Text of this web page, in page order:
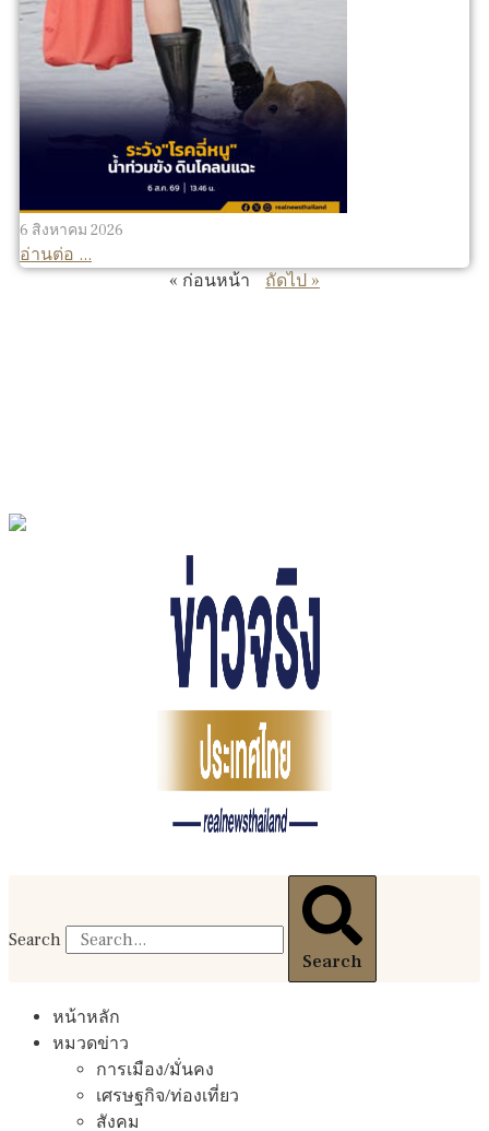
6 สิงหาคม 2026
อ่านต่อ ...
« ก่อนหน้า
ถัดไป »
Search
Search
หน้าหลัก
หมวดข่าว
การเมือง/มั่นคง
เศรษฐกิจ/ท่องเที่ยว
สังคม